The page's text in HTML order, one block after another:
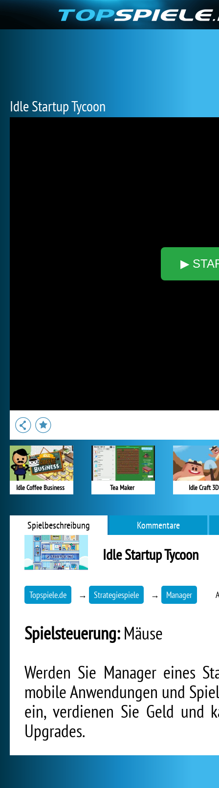
Idle Startup Tycoon
▶
Idle Coffee Business Tea Maker Idle Craft 3D
Spielbeschreibung Kommentare
Idle Startup Tycoon
Topspiele.de → Strategiespiele → Manager
Spielsteuerung:Mäuse
Werden Sie Manager eines
mobile Anwendungen und
ein, verdienen Sie Geld und
Upgrades.